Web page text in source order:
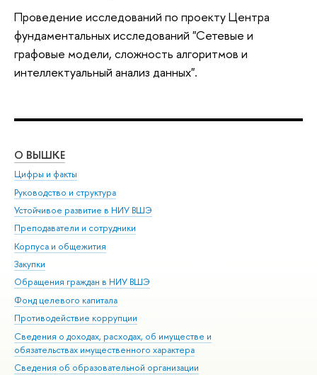
Проведение исследований по проекту Центра
фундаментальных исследований "Сетевые и
графовые модели, сложность алгоритмов и
интеллектуальный анализ данных".
О ВЫШКЕ
Цифры и факты
Руководство и структура
Устойчивое развитие в НИУ ВШЭ
Преподаватели и сотрудники
Корпуса и общежития
Закупки
Обращения граждан в НИУ ВШЭ
Фонд целевого капитала
Противодействие коррупции
Сведения о доходах, расходах, об имуществе и
обязательствах имущественного характера
Сведения об образовательной организации